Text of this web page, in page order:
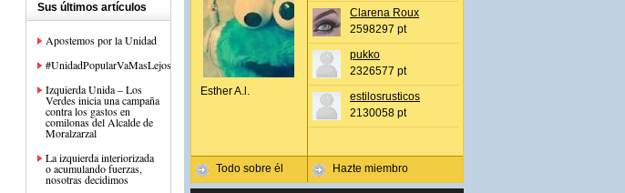
Sus últimos artículos
Apostemos por la Unidad
#UnidadPopularVaMasLejos
Izquierda Unida – Los
Verdes inicia una campaña
contra los gastos en
comilonas del Alcalde de
Moralzarzal
La izquierda interiorizada
o acumulando fuerzas,
nosotras decidimos
Esther A.l.
Todo sobre él
Clarena Roux
2598297 pt
pukko
2326577 pt
estilosrusticos
2130058 pt
Hazte miembro